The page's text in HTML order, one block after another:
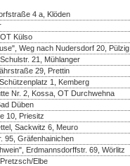
4 a, Klöden
Külso
Weg nach Nudersdorf 20, Pülzig
21, Mühlanger
29, Prettin
1, Kemberg
Nr. 2, Kossa, OT Durchwehna
Düben
10, Priesitz
Sackwitz 6, Meuro
95, Gräfenhainichen
Erdmannsdorffstr. 69, Wörlitz
Elbe